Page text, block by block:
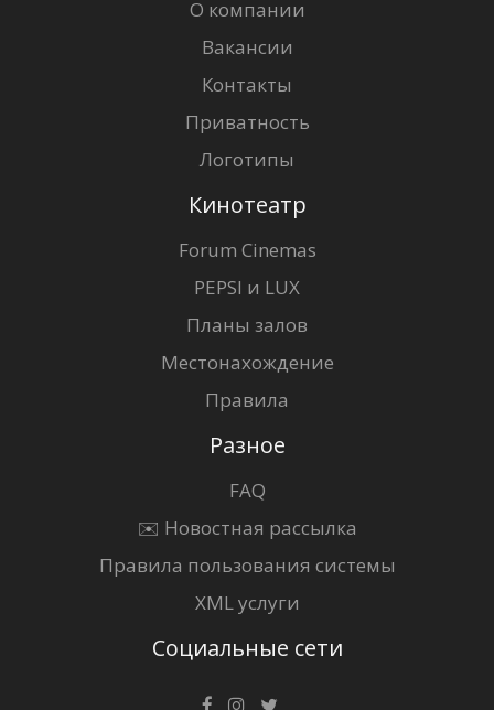
О компании
Вакансии
Контакты
Приватность
Логотипы
Кинотеатр
Forum Cinemas
PEPSI и LUX
Планы залов
Местонахождение
Правила
Разное
FAQ
✉️ Новостная рассылка
Правила пользования системы
XML услуги
Социальные сети